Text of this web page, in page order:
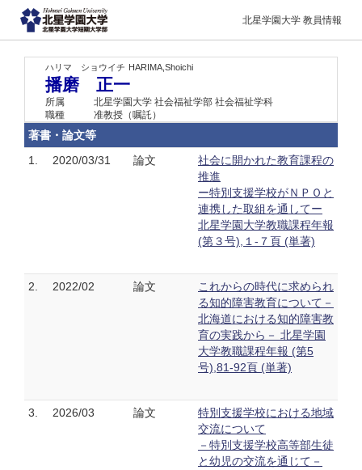
北星学園大学 教員情報
ハリマ ショウイチ HARIMA,Shoichi
播磨 正一
所属
北星学園大学 社会福祉学部 社会福祉学科
職種
准教授（嘱託）
著書・論文等
1.
2020/03/31 論文
社会に開かれた教育課程の
推進
ー特別支援学校がＮＰＯと
連携した取組を通してー
北星学園大学教職課程年報
(第３号),１-７頁 (単著)
2. 2022/02 論文
これからの時代に求められ
る知的障害教育について－
北海道における知的障害教
育の実践から－ 北星学園
大学教職課程年報 (第5
号),81-92頁 (単著)
3. 2026/03 論文
特別支援学校における地域
交流について
－特別支援学校高等部生徒
と幼児の交流を通じて－